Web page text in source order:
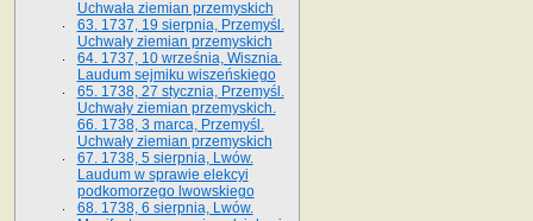
Uchwała ziemian przemyskich
63. 1737, 19 sierpnia, Przemyśl.
Uchwały ziemian przemyskich
64. 1737, 10 września, Wisznia.
Laudum sejmiku wiszeńskiego
65. 1738, 27 stycznia, Przemyśl.
Uchwały ziemian przemyskich­­.
66. 1738, 3 marca, Przemyśl.
Uchwały ziemian przemyskich­
67. 1738, 5 sierpnia, Lwów.
Laudum w sprawie elekcyi
podkomorzego lwowskiego
68. 1738, 6 sierpnia, Lwów.